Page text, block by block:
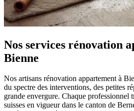
Nos services rénovation
Bienne
Nos artisans rénovation appartement à
du spectre des interventions, des petites
grande envergure. Chaque professionnel
suisses en vigueur dans le canton de